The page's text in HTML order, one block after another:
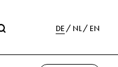
DE NL EN